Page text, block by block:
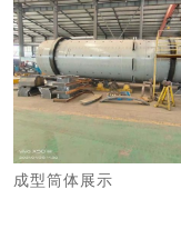
成型筒体展示